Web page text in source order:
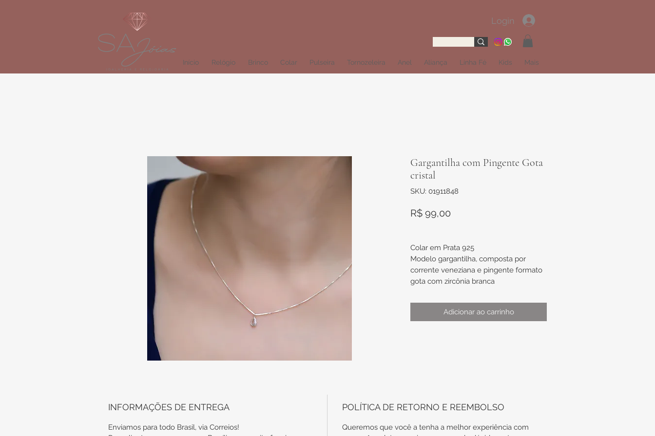
Login
Início Relógio Brinco Colar Pulseira Tornozeleira Anel Aliança Linha Fé Kids Mais
Gargantilha com Pingente Gota
cristal
SKU: 01911848
R$ 99,00
Colar em Prata 925
Modelo gargantilha, composta por
corrente veneziana e pingente formato
gota com zircônia branca
Medidas:
Comprimento de aproximadamente
são entregues em suas embalagens
garantia vitalícia da Prata.
Adicionar ao carrinho
INFORMAÇÕES DE ENTREGA
Enviamos para todo Brasil, via Correios!
POLÍTICA DE RETORNO E REEMBOLSO
Queremos que você a tenha a melhor experiência com